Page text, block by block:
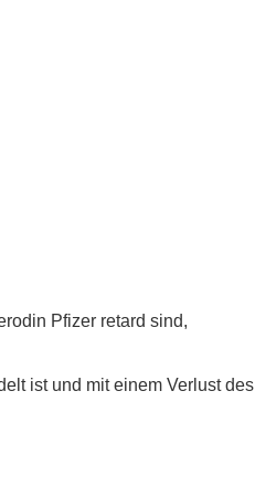
Pfizer retard sind,
ist und mit einem Verlust des